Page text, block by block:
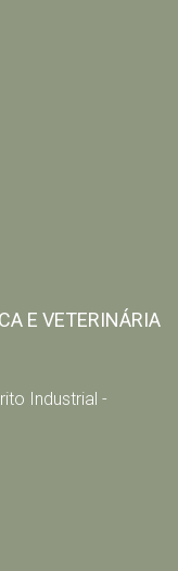
E VETERINÁRIA
Industrial -